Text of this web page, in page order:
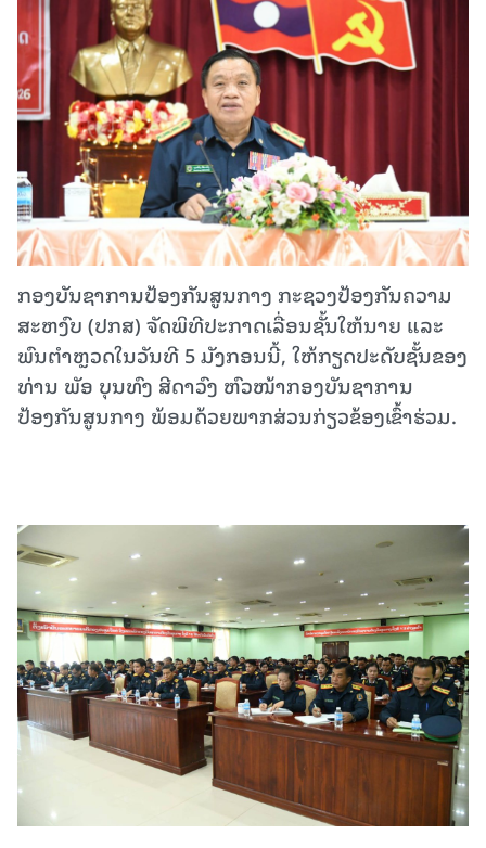
ກອງບັນຊາການປ້ອງກັນສູນກາງ ກະຊວງປ້ອງກັນຄວາມ
ສະຫງົບ (ປກສ) ຈັດພິທີປະກາດເລື່ອນຊັ້ນໃຫ້ນາຍ ແລະ
ພົນຕໍາຫຼວດໃນວັນທີ 5 ມັງກອນນີ້, ໃຫ້ກຽດປະດັບຊັ້ນຂອງ
ທ່ານ ພັອ ບຸນທົງ ສີດາວົງ ຫົວໜ້າກອງບັນຊາການ
ປ້ອງກັນສູນກາງ ພ້ອມດ້ວຍພາກສ່ວນກ່ຽວຂ້ອງເຂົ້າຮ່ວມ.